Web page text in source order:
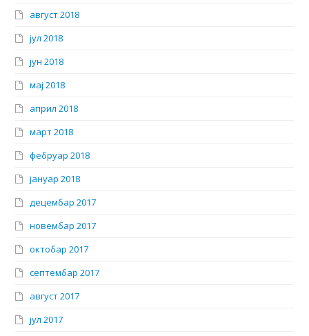
август 2018
јул 2018
јун 2018
мај 2018
април 2018
март 2018
фебруар 2018
јануар 2018
децембар 2017
новембар 2017
октобар 2017
септембар 2017
август 2017
јул 2017